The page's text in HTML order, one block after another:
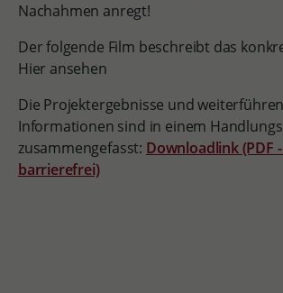
Nachahmen anregt!
Der folgende Film beschreibt das
Hier ansehen
Die Projektergebnisse und
Informationen sind in einem
zusammengefasst: Downloadlink (PDF
barrierefrei)